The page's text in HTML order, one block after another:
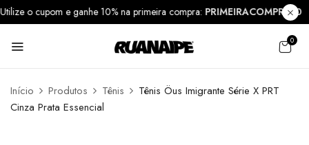
Utilize o cupom e ganhe 10% na primeira compra:
0
Início Produtos Tênis
Tênis Öus Imigrante Série X PRT
Cinza Prata Essencial